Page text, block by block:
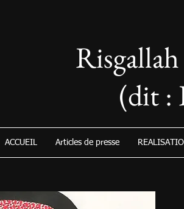
(dit :
ACCUEIL Articles de presse